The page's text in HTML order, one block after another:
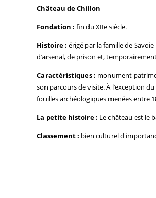
Château de Chillon
Fondation : fin du XIIe siècle.
Histoire : érigé par la famille de
d’arsenal, de prison et,
Caractéristiques : monument
son parcours de visite. À l’exception
fouilles archéologiques menées entre
La petite histoire : Le château est le
Classement : bien culturel